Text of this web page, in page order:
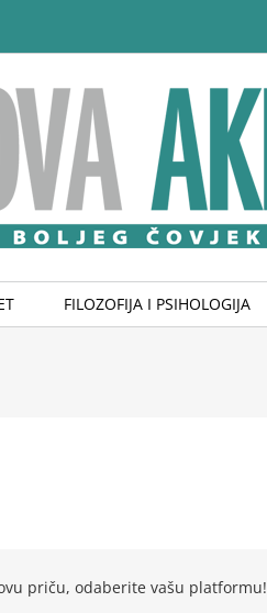
FILOZOFIJA I PSIHOLOGIJA
priču, odaberite vašu platformu!